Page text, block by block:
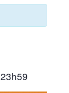
23h59